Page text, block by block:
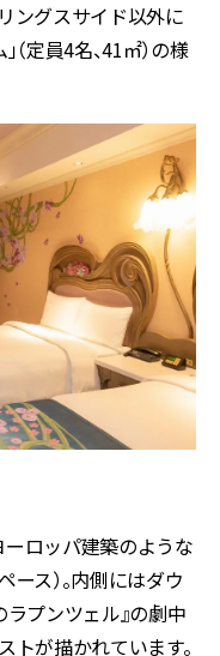
ングスサイド以外に
（定員4名、41㎡）の様
ロッパ建築のような
ス）。内側にはダウ
ラプンツェル』の劇中
トが描かれています。